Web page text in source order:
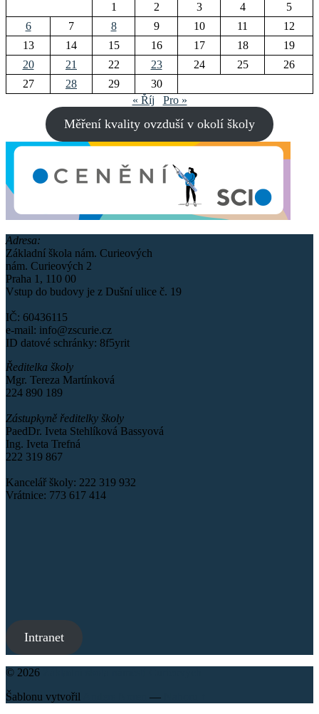
1
2 3 4
5
6
7 8 9 10 11
12
13
14 15 16 17 18
19
20
21 22 23 24 25
26
27
28 29
30
« Říj
Pro »
Měření kvality ovzduší v okolí školy
Adresa:
Základní škola nám. Curieových
nám. Curieových 2
Praha 1, 110 00
Vstup do budovy je z Dušní ulice č. 19
IČ: 60436115
e-mail: info@zscurie.cz
ID datové schránky: 8f5yrit
Ředitelka školy
Mgr. Tereza Martínková
224 890 189
Zástupkyně ředitelky školy
PaedDr. Iveta Stehlíková Bassyová
Ing. Iveta Trefná
222 319 867
Kancelář školy: 222 319 932
Vrátnice: 773 617 414
Intranet
© 2026
Šablonu vytvořil
—